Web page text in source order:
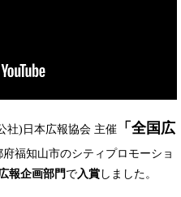
社)日本広報協会 主催
「全国広
福知山市のシティプロモーショ
報企画部門 で入賞 しました。